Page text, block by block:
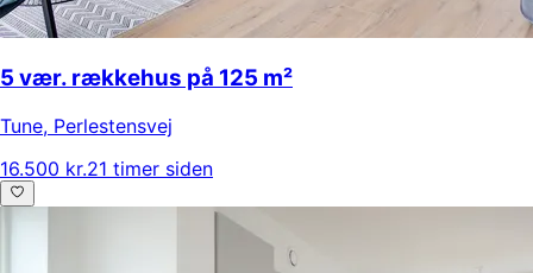
5 vær. rækkehus på 125 m²
Tune, Perlestensvej
16.500 kr.21 timer siden